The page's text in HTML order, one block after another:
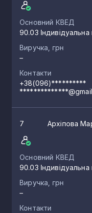
Основний КВЕД
90.03 Індивідуальна
Виручка, грн
–
Контакти
+38(096)**********
7 Архіпова
Основний КВЕД
90.03 Індивідуальна
Виручка, грн
–
Контакти